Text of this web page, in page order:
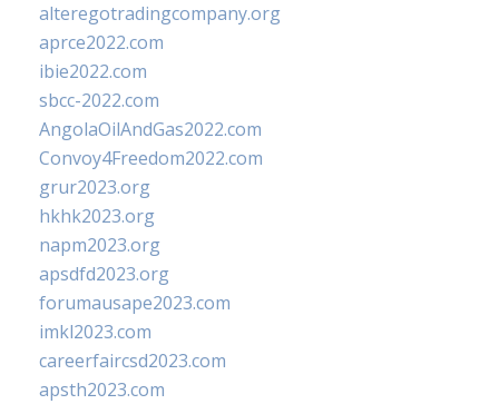
alteregotradingcompany.org
aprce2022.com
ibie2022.com
sbcc-2022.com
AngolaOilAndGas2022.com
Convoy4Freedom2022.com
grur2023.org
hkhk2023.org
napm2023.org
apsdfd2023.org
forumausape2023.com
imkl2023.com
careerfaircsd2023.com
apsth2023.com